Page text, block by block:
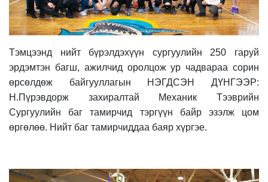
Тэмцээнд нийт бүрэлдэхүүн сургуулийн 250 гаруй
эрдэмтэн багш, ажилчид оролцож ур чадвараа сорин
өрсөлдөж байгууллагын НЭГДСЭН ДҮНГЭЭР:
Н.Пүрэвдорж захиралтай Механик Тээврийн
Сургуулийн баг тамирчид тэргүүн байр эзэлж цом
өргөлөө. Нийт баг тамирчиддаа баяр хүргэе.